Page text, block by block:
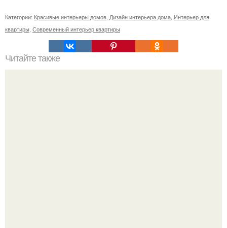
Категории: Красивые интерьеры домов Дизайн интерьера дома Интерьер для
квартиры Современный интерьер квартиры
Читайте также